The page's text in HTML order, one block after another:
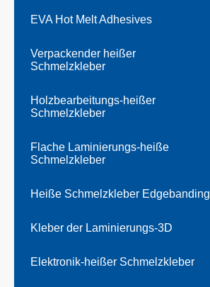
EVA Hot Melt Adhesives
Verpackender heißer
Schmelzkleber
Holzbearbeitungs-heißer
Schmelzkleber
Flache Laminierungs-heiße
Schmelzkleber
Heiße Schmelzkleber Edgebanding
Kleber der Laminierungs-3D
Elektronik-heißer Schmelzkleber